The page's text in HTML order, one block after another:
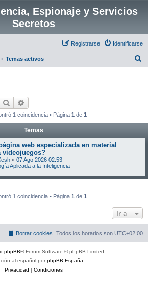
Espionaje y Servicios
Secretos
Identificarse
Registrarse
Temas activos
Buscar
1 coincidencia • Página 1 de 1
Temas
web especializada en material
videojuegos?
« 07 Ago 2026 02:53
Aplicada a la Inteligencia
1 coincidencia • Página 1 de 1
Ir a
Todos los horarios son UTC+02:00
Borrar cookies
phpBB® Forum Software © phpBB Limited
al español porphpBB España
Privacidad | Condiciones